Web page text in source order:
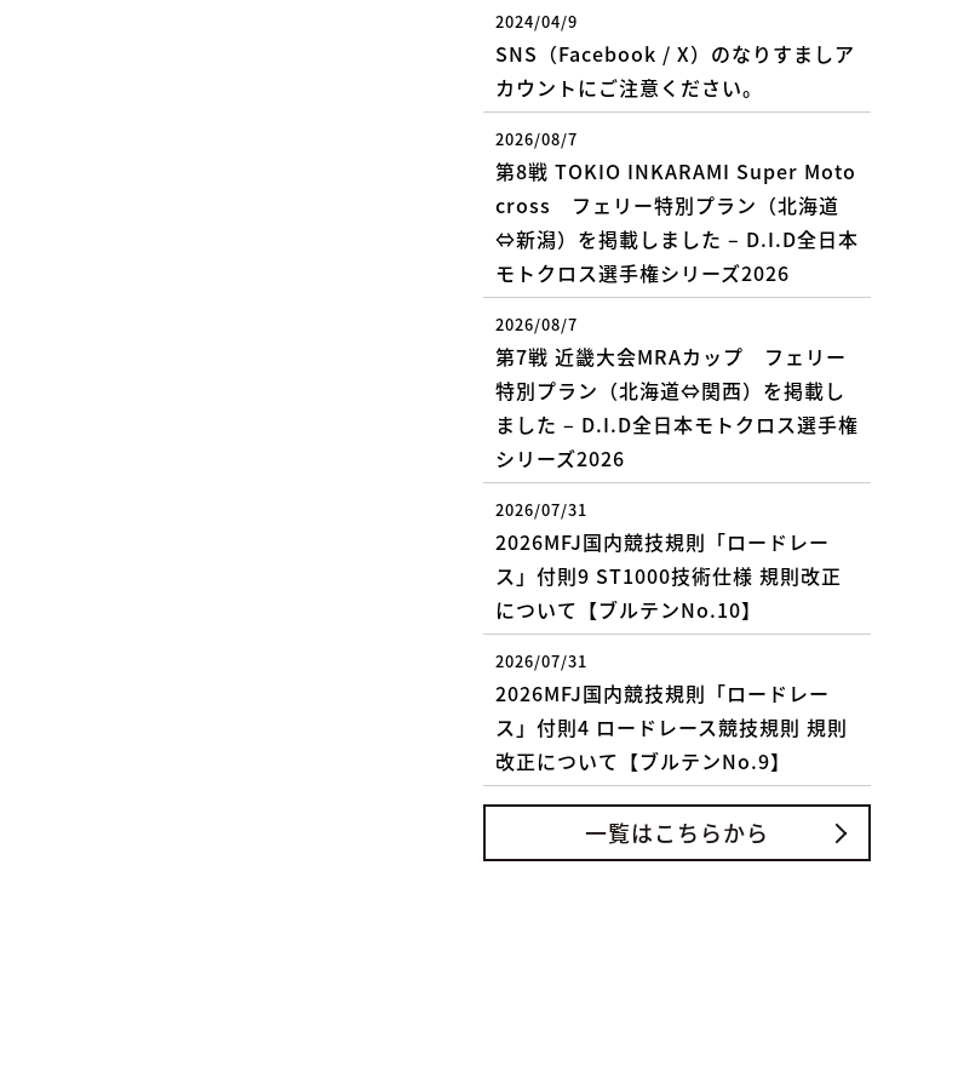
2024/04/9
SNS（Facebook / X）のなりすましア
カウントにご注意ください。
2026/08/7
第8戦 TOKIO INKARAMI Super Moto
cross フェリー特別プラン（北海道
⇔新潟）を掲載しました – D.I.D全日本
モトクロス選手権シリーズ2026
2026/08/7
第7戦 近畿大会MRAカップ フェリー
特別プラン（北海道⇔関西）を掲載し
ました – D.I.D全日本モトクロス選手権
シリーズ2026
2026/07/31
2026MFJ国内競技規則「ロードレー
ス」付則9 ST1000技術仕様 規則改正
について【ブルテンNo.10】
2026/07/31
2026MFJ国内競技規則「ロードレー
ス」付則4 ロードレース競技規則 規則
改正について【ブルテンNo.9】
一覧はこちらから